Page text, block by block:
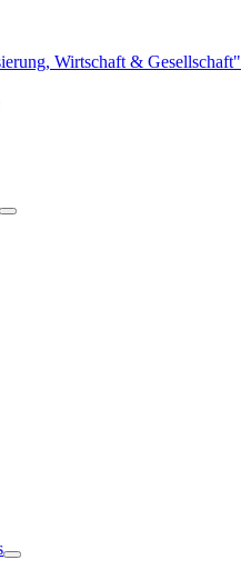
Wirtschaft & Gesellschaft"